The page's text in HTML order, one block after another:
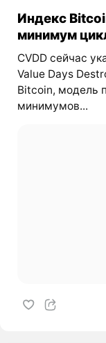
Индекс
минимум
CVDD сейчас
Value Days
Bitcoin, модель
минимумов...